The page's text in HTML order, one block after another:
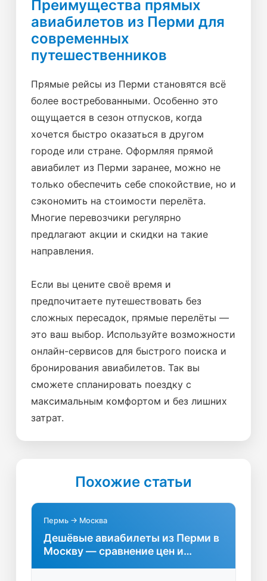
Преимущества прямых
авиабилетов из Перми для
современных
путешественников
Прямые рейсы из Перми становятся всё
более востребованными. Особенно это
ощущается в сезон отпусков, когда
хочется быстро оказаться в другом
городе или стране. Оформляя прямой
авиабилет из Перми заранее, можно не
только обеспечить себе спокойствие, но и
сэкономить на стоимости перелёта.
Многие перевозчики регулярно
предлагают акции и скидки на такие
направления.
Если вы цените своё время и
предпочитаете путешествовать без
сложных пересадок, прямые перелёты —
это ваш выбор. Используйте возможности
онлайн-сервисов для быстрого поиска и
бронирования авиабилетов. Так вы
сможете спланировать поездку с
максимальным комфортом и без лишних
затрат.
Похожие статьи
Пермь → Москва
Дешёвые авиабилеты из Перми в
Москву — сравнение цен и